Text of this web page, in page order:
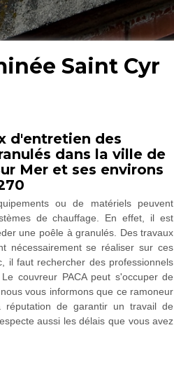
Saint Cyr
d'entretien des
dans la ville de
Mer et ses environs
ou de matériels peuvent
de chauffage. En effet, il est
une poêle à granulés. Des travaux
nécessairement se réaliser sur ces
il faut rechercher des professionnels
couvreur PACA peut s'occuper de
vous informons que ce ramoneur
réputation de garantir un travail de
aussi les délais que vous avez